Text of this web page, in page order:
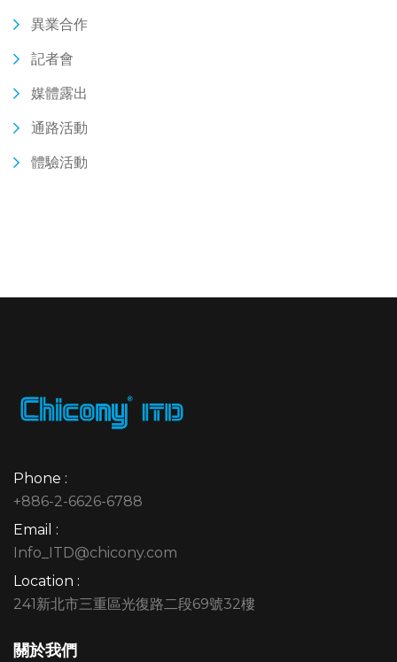
異業合作
記者會
媒體露出
通路活動
體驗活動
Phone :
+886-2-6626-6788
Email :
Info_ITD@chicony.com
Location :
241新北市三重區光復路二段69號32樓
關於我們